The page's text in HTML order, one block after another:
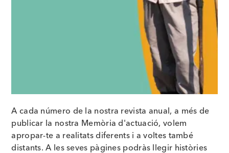
A cada número de la nostra revista anual, a més de
publicar la nostra Memòria d'actuació, volem
apropar-te a realitats diferents i a voltes també
distants. A les seves pàgines podràs llegir històries